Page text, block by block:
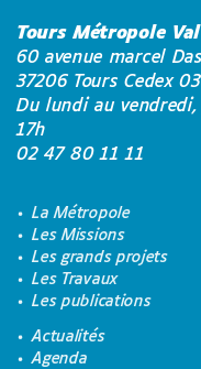
Tours Métropole
60 avenue marcel
37206 Tours Cedex 03
Du lundi au
17h
02 47 80 11 11
La Métropole
Les Missions
Les grands projets
Les Travaux
Les publications
Actualités
Agenda